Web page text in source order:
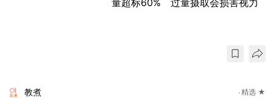
量超标60% 过量摄取会损害视力
教煮 精选 ★